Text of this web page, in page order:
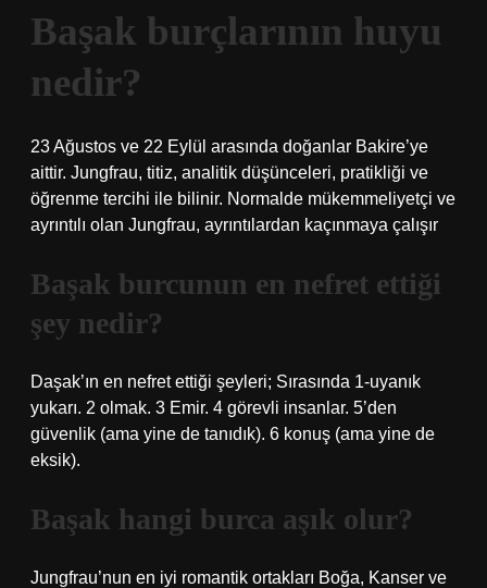
Başak burçlarının huyu
nedir?
23 Ağustos ve 22 Eylül arasında doğanlar Bakire’ye
aittir. Jungfrau, titiz, analitik düşünceleri, pratikliği ve
öğrenme tercihi ile bilinir. Normalde mükemmeliyetçi ve
ayrıntılı olan Jungfrau, ayrıntılardan kaçınmaya çalışır
Başak burcunun en nefret ettiği
şey nedir?
Daşak’ın en nefret ettiği şeyleri; Sırasında 1-uyanık
yukarı. 2 olmak. 3 Emir. 4 görevli insanlar. 5’den
güvenlik (ama yine de tanıdık). 6 konuş (ama yine de
eksik).
Başak hangi burca aşık olur?
Jungfrau’nun en iyi romantik ortakları Boğa, Kanser ve